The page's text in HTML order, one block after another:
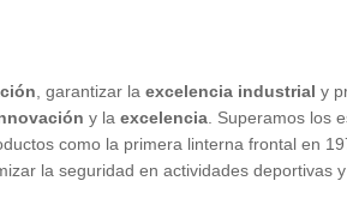
, garantizar la excelencia industrial y
y la excelencia . Superamos los
como la primera linterna frontal en
la seguridad en actividades deportivas y